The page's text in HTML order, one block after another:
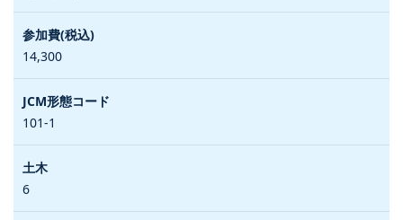
14,300
101-1
6